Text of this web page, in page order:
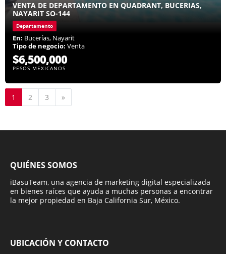
VENTA DE DEPARTAMENTO EN QUADRANT, BUCERIAS,
NAYARIT SO-144
Departamento
En: Bucerías, Nayarit
Tipo de negocio: Venta
$6,500,000
PESOS MEXICANOS
1 2 3 »
QUIÉNES SOMOS
iBasuTeam, una agencia de marketing digital especializada
en bienes raíces que ayuda a muchas personas a encontrar
la mejor propiedad en Baja California Sur, México.
UBICACIÓN Y CONTACTO